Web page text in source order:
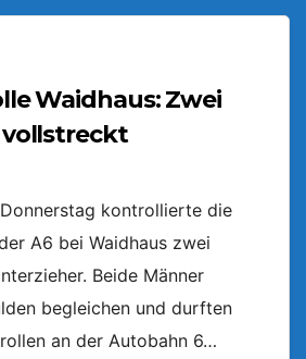
Waidhaus: Zwei
kontrollierte die
A6 bei Waidhaus zwei
Beide Männer
begleichen und durften
an der Autobahn 6…